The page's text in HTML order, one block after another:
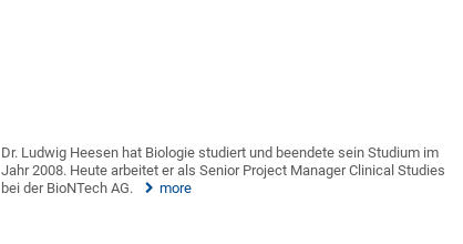
Dr. Ludwig Heesen hat Biologie studiert und beendete sein Studium im
Jahr 2008. Heute arbeitet er als Senior Project Manager Clinical Studies
bei der BioNTech AG.
more